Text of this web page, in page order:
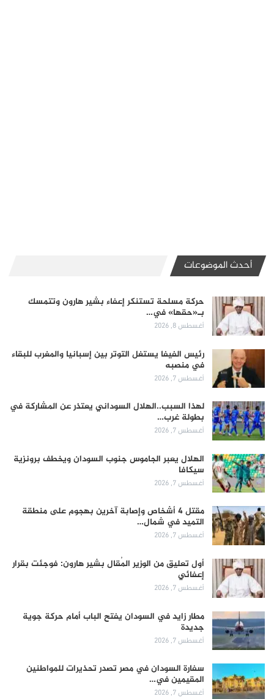
أحدث الموضوعات
حركة مسلحة تستنكر إعفاء بشير هارون وتتمسك
بـ«حقها» في…
أغسطس 8, 2026
رئيس الفيفا يستغل التوتر بين إسبانيا والمغرب للبقاء
في منصبه
أغسطس 7, 2026
لهذا السبب..الهلال السوداني يعتذر عن المشاركة في
بطولة غرب…
أغسطس 7, 2026
الهلال يعبر الجاموس جنوب السودان ويخطف برونزية
سيكافا
أغسطس 7, 2026
مقتل 4 أشخاص وإصابة آخرين بهجوم على منطقة
التميد في شمال…
أغسطس 7, 2026
أول تعليق من الوزير المُقال بشير هارون: فوجئت بقرار
إعفائي
أغسطس 7, 2026
مطار زايد في السودان يفتح الباب أمام حركة جوية
جديدة
أغسطس 7, 2026
سفارة السودان في مصر تصدر تحذيرات للمواطنين
المقيمين في…
أغسطس 7, 2026